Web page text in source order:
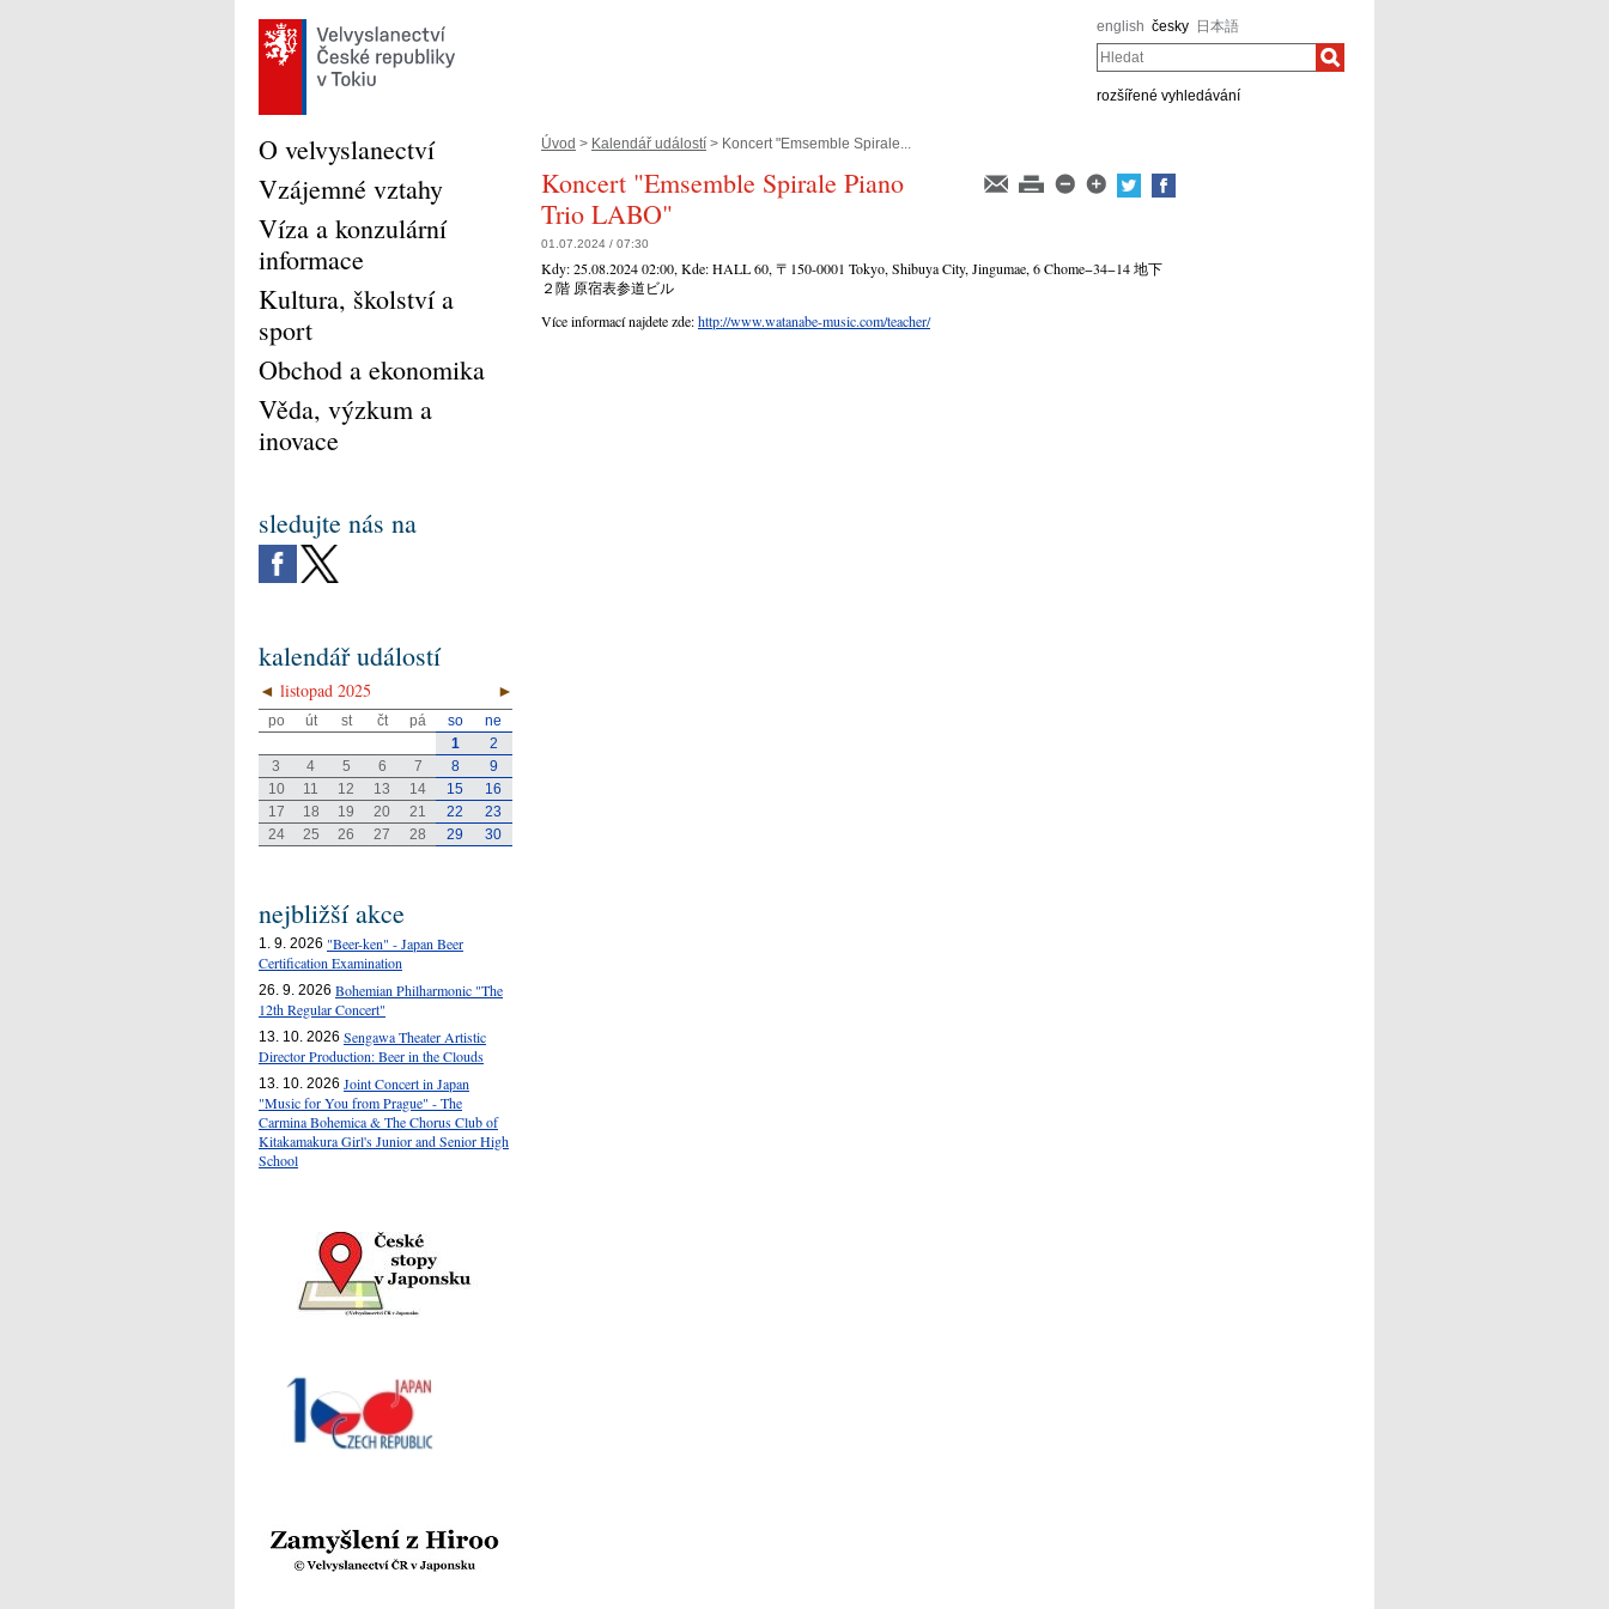
english česky 日本語
Hledat
rozšířené vyhledávání
Úvod > Kalendář událostí > Koncert "Emsemble Spirale...
Koncert "Emsemble Spirale Piano
Trio LABO"
01.07.2024 / 07:30
Kdy:25.08.2024 02:00, Kde:HALL 60, 〒150-0001 Tokyo, Shibuya City, Jingumae, 6 Chome−34−14 地下
２階 原宿表参道ビル
Více informací najdete zde:http://www.watanabe-music.com/teacher/
O velvyslanectví
Vzájemné vztahy
Víza a konzulární
informace
Kultura, školství a
sport
Obchod a ekonomika
Věda, výzkum a
inovace
sledujte nás na
kalendář událostí
◄ ►
listopad 2025
po út st čt pá so
ne
1
2
3
4 5 6 7 8
9
10
11 12 13 14 15
16
17
18 19 20 21 22
23
24
25 26 27 28 29 30
nejbližší akce
1. 9. 2026 "Beer-ken" - Japan Beer
Certification Examination
26. 9. 2026 Bohemian Philharmonic "The
12th Regular Concert"
13. 10. 2026 Sengawa Theater Artistic
Director Production: Beer in the Clouds
13. 10. 2026 Joint Concert in Japan
"Music for You from Prague" - The
Carmina Bohemica & The Chorus Club of
Kitakamakura Girl's Junior and Senior High
School